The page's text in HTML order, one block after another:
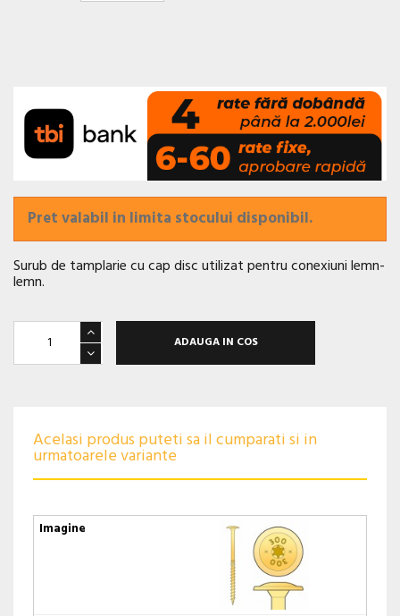
Pret valabil in limita stocului disponibil.
Surub de tamplarie cu cap disc utilizat pentru conexiuni lemn-
lemn.
ADAUGA IN COS
Acelasi produs puteti sa il cumparati si in
urmatoarele variante